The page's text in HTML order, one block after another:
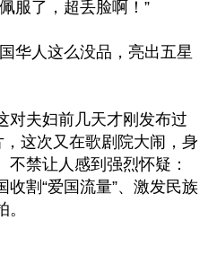
服了，超丢脸啊！”
华人这么没品，亮出五星
对夫妇前几天才刚发布过
，这次又在歌剧院大闹，身
禁让人感到强烈怀疑：
割“爱国流量”、激发民族